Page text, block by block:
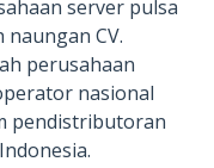
server pulsa
CV.
perusahaan
nasional
pendistributoran